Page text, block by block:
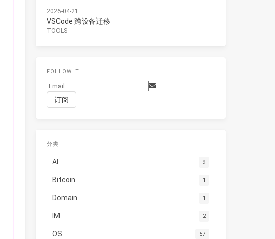
2026-04-21
VSCode 跨设备迁移
TOOLS
FOLLOW.IT
分类
AI 9
Bitcoin 1
Domain 1
IM 2
OS 57